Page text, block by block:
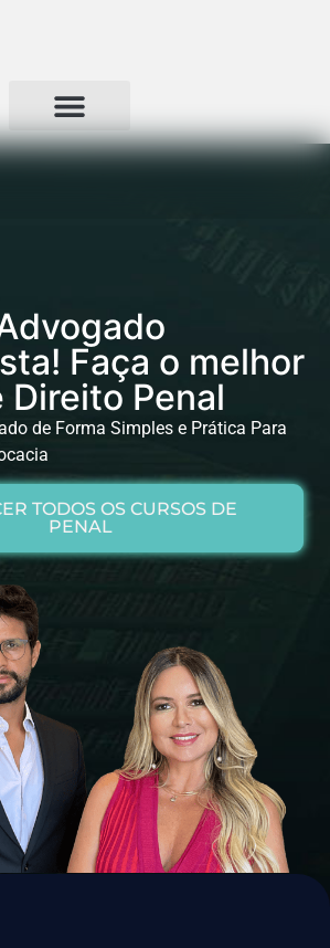
Faça o melhor
Direito Penal
de Forma Simples e Prática Para
TODOS OS CURSOS DE
PENAL